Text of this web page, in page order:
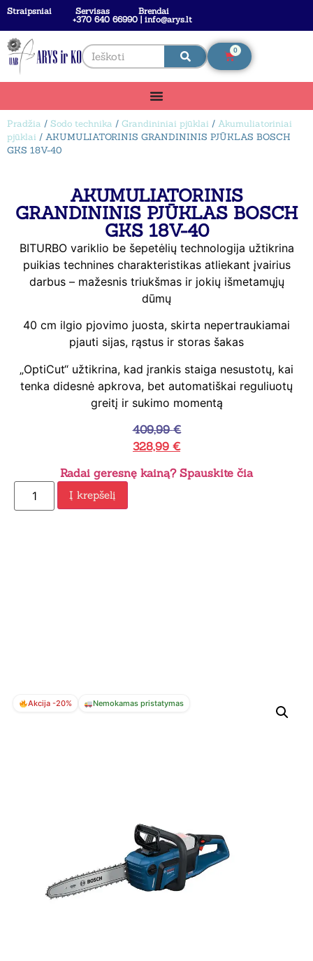
Straipsniai Servisas
Brendai
+370 640 66990 | info@arys.lt
0
Pradžia / Sodo technika / Grandininiai pjūklai / Akumuliatoriniai
pjūklai / AKUMULIATORINIS GRANDININIS PJŪKLAS BOSCH
GKS 18V-40
AKUMULIATORINIS
GRANDININIS PJŪKLAS BOSCH
GKS 18V-40
BITURBO variklio be šepetėlių technologija užtikrina
puikias technines charakteristikas atliekant įvairius
darbus – mažesnis triukšmas ir jokių išmetamųjų
dūmų
40 cm ilgio pjovimo juosta, skirta nepertraukiamai
pjauti sijas, rąstus ir storas šakas
„OptiCut“ užtikrina, kad įrankis staiga nesustotų, kai
tenka didesnė apkrova, bet automatiškai reguliuotų
greitį ir sukimo momentą
409,99€
328,99 €
Radai geresnę kainą? Spauskite čia
Į krepšelį
Akcija -20% Nemokamas pristatymas